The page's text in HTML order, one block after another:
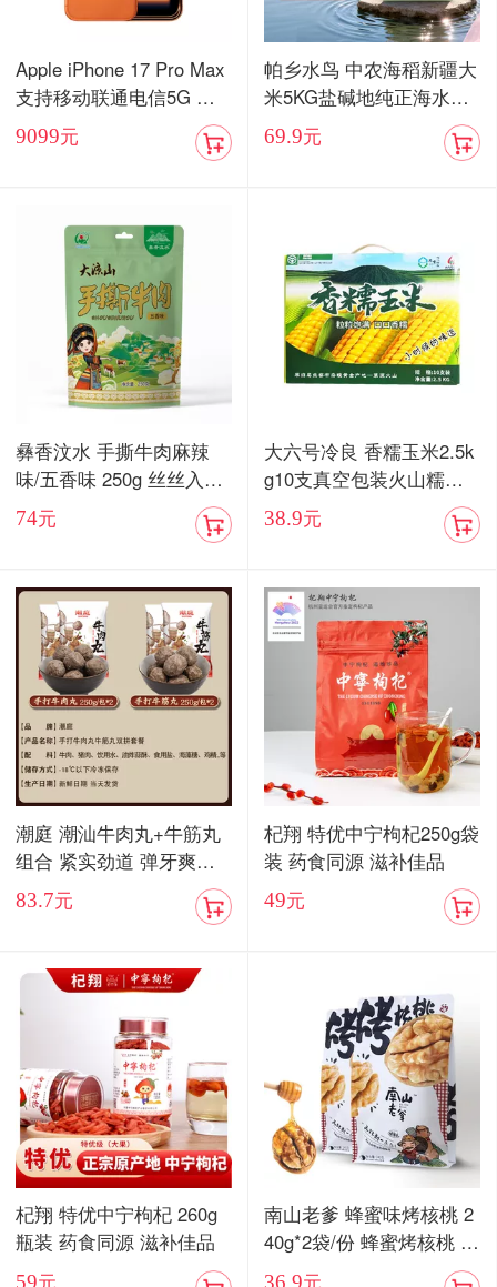
Apple iPhone 17 Pro Max
支持移动联通电信5G 双
卡双待手机【现货发售】
9099元
帕乡水鸟 中农海稻新疆大
米5KG盐碱地纯正海水稻
当季新米
69.9元
彝香汶水 手撕牛肉麻辣
味/五香味 250g 丝丝入味
入口化渣
74元
大六号冷良 香糯玉米2.5k
g10支真空包装火山糯玉
米
38.9元
潮庭 潮汕牛肉丸+牛筋丸
组合 紧实劲道 弹牙爽口
顺丰包邮
83.7元
杞翔 特优中宁枸杞250g袋
装 药食同源 滋补佳品
49元
杞翔 特优中宁枸杞 260g
瓶装 药食同源 滋补佳品
59元
南山老爹 蜂蜜味烤核桃 2
40g*2袋/份 蜂蜜烤核桃 酥
脆香甜
36.9元